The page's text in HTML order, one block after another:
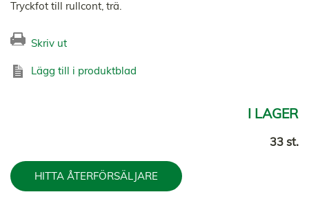
Tryckfot till rullcont, trä.
Skriv ut
Lägg till i produktblad
I LAGER
33 st.
HITTA ÅTERFÖRSÄLJARE